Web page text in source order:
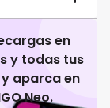
en
y todas tus
aparca en
Neo.